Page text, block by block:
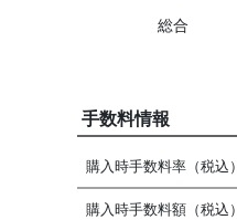
総合
手数料情報
購入時手数料率（税込）
購入時手数料額（税込）